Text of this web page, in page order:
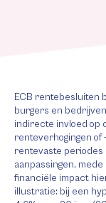
ECB rentebesluiten
burgers en
indirecte invloed op
renteverhogingen of
rentevaste
aanpassingen,
financiële impact
illustratie: bij een